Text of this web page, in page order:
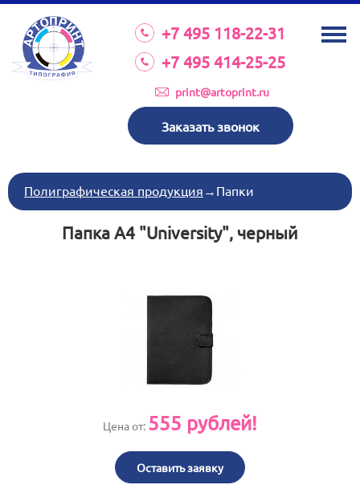
+7 495 118-22-31
+7 495 414-25-25
print@artoprint.ru
Заказать звонок
О КОМПАНИИ
УСЛУГИ
КАТАЛОГ
ТРЕБОВАНИЯ К МАКЕТАМ
НОВОСТИ
ИНВЕСТИЦИИ
КОНТАКТЫ
пн-пт 8:30 17:00
Полиграфическая продукция → Папки
Папка A4 "University", черный
Цена от: 555 рублей!
Оставить заявку